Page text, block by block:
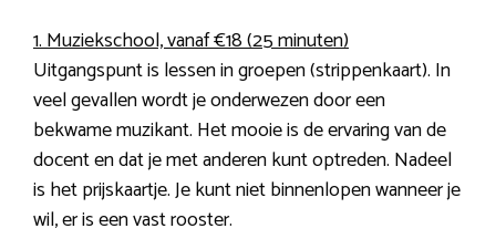
1. Muziekschool, vanaf €18 (25 minuten)
Uitgangspunt is lessen in groepen (strippenkaart). In
veel gevallen wordt je onderwezen door een
bekwame muzikant. Het mooie is de ervaring van de
docent en dat je met anderen kunt optreden. Nadeel
is het prijskaartje. Je kunt niet binnenlopen wanneer je
wil, er is een vast rooster.